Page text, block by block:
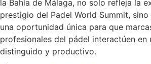
la Bahía de Málaga, no solo refleja la
prestigio del Padel World Summit,
una oportunidad única para que
profesionales del pádel interactúen en
distinguido y productivo.